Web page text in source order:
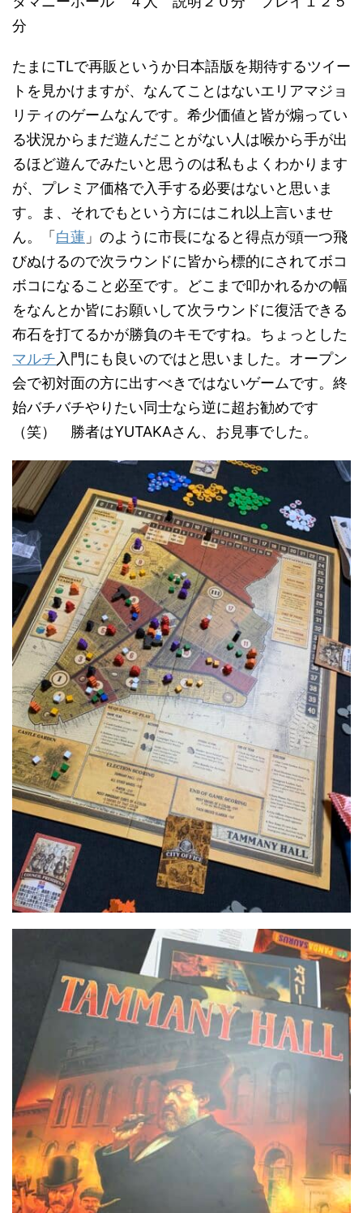
分
たまにTLで再販というか日本語版を期待するツイー
トを見かけますが、なんてことはないエリアマジョ
リティのゲームなんです。希少価値と皆が煽ってい
る状況からまだ遊んだことがない人は喉から手が出
るほど遊んでみたいと思うのは私もよくわかります
が、プレミア価格で入手する必要はないと思いま
す。ま、それでもという方にはこれ以上言いませ
ん。「 白蓮 」のように市長になると得点が頭一つ飛
びぬけるので次ラウンドに皆から標的にされてボコ
ボコになること必至です。どこまで叩かれるかの幅
をなんとか皆にお願いして次ラウンドに復活できる
布石を打てるかが勝負のキモですね。ちょっとした
マルチ 入門にも良いのではと思いました。オープン
会で初対面の方に出すべきではないゲームです。終
始バチバチやりたい同士なら逆に超お勧めです
（笑） 勝者はYUTAKAさん、お見事でした。